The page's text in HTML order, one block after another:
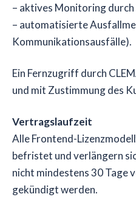
– aktives Monitoring durch
– automatisierte
Kommunikationsausfälle).
Ein Fernzugriff durch
und mit Zustimmung des
Vertragslaufzeit
Alle Frontend-
befristet und verlängern
nicht mindestens 30 Tage
gekündigt werden.